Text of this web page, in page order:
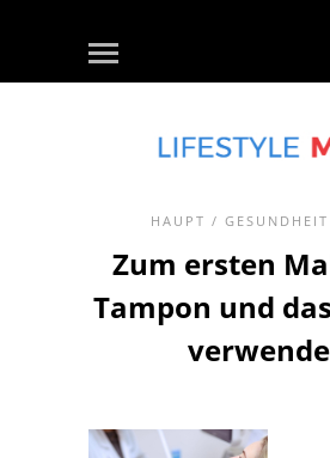
HAUPT / GESUNDHEIT
Zum ersten
Tampon und